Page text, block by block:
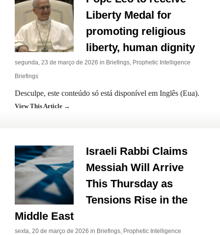
Liberty Medal for
promoting religious
liberty, human dignity
segunda, 23 de março de 2026 in Briefings, Prophetic Intelligence
Briefings
Desculpe, este conteúdo só está disponível em Inglês (Eua).
View This Article →
Israeli Rabbi Claims
Messiah Will Arrive
This Thursday as
Tensions Rise in the
Middle East
sexta, 20 de março de 2026 in Briefings, Prophetic Intelligence